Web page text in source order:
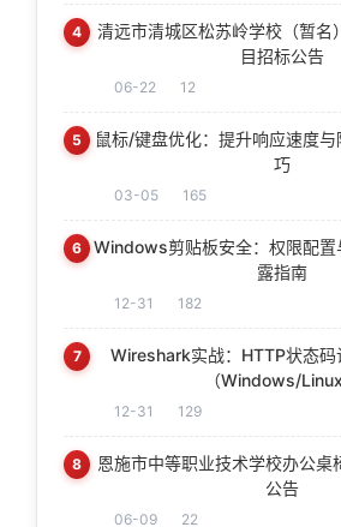
4
清远市清城区松苏岭学校（暂名
目招标公告
06-22 12
5
鼠标/键盘优化：提升响应速度
巧
03-05 165
6
Windows剪贴板安全：权限配置
露指南
12-31 182
7
Wireshark实战：HTTP状态码
（Windows/Linux
12-31 129
8
恩施市中等职业技术学校办公桌
公告
06-09 22